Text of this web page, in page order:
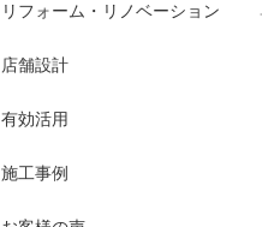
リフォーム・リノベーション
店舗設計
有効活用
施工事例